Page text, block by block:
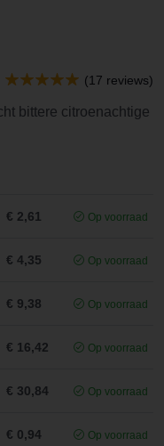
(17 reviews)
bittere citroenachtige
€ 2,61 Op voorraad
€ 4,35 Op voorraad
€ 9,38 Op voorraad
€ 16,42 Op voorraad
€ 30,84 Op voorraad
€ 0,94 Op voorraad